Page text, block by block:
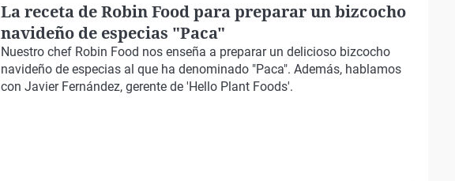
La receta de Robin Food para preparar un bizcocho
navideño de especias "Paca"
Nuestro chef Robin Food nos enseña a preparar un delicioso bizcocho
navideño de especias al que ha denominado "Paca". Además, hablamos
con Javier Fernández, gerente de 'Hello Plant Foods'.